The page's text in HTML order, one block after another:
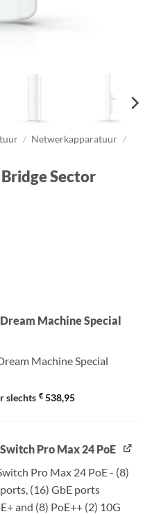
/ Netwerkapparatuur /
Sector
Machine Special
Machine Special
slechts € 538,95
Pro Max 24 PoE
Pro Max 24 PoE - (8)
(16) GbE ports
and (8) PoE++ (2) 10G